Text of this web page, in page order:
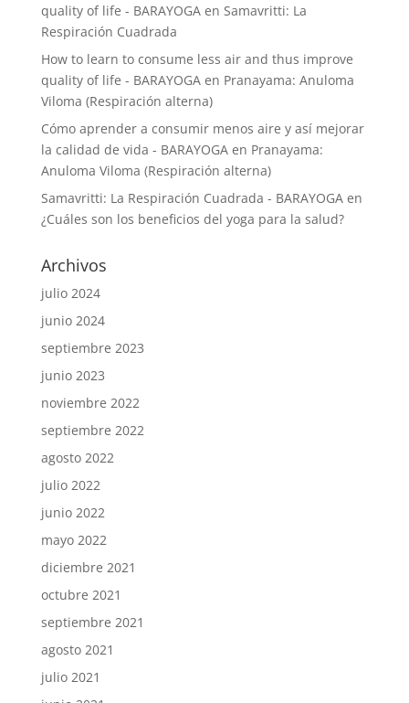
quality of life - BARAYOGAen Samavritti: La
Respiración Cuadrada
How to learn to consume less air and thus improve
quality of life - BARAYOGAen Pranayama: Anuloma
Viloma (Respiración alterna)
Cómo aprender a consumir menos aire y así mejorar
la calidad de vida - BARAYOGAen Pranayama:
Anuloma Viloma (Respiración alterna)
Samavritti: La Respiración Cuadrada - BARAYOGAen
¿Cuáles son los beneficios del yoga para la salud?
Archivos
julio 2024
junio 2024
septiembre 2023
junio 2023
noviembre 2022
septiembre 2022
agosto 2022
julio 2022
junio 2022
mayo 2022
diciembre 2021
octubre 2021
septiembre 2021
agosto 2021
julio 2021